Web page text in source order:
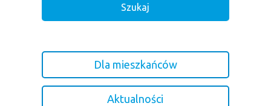
Dla mieszkańców
Aktualności